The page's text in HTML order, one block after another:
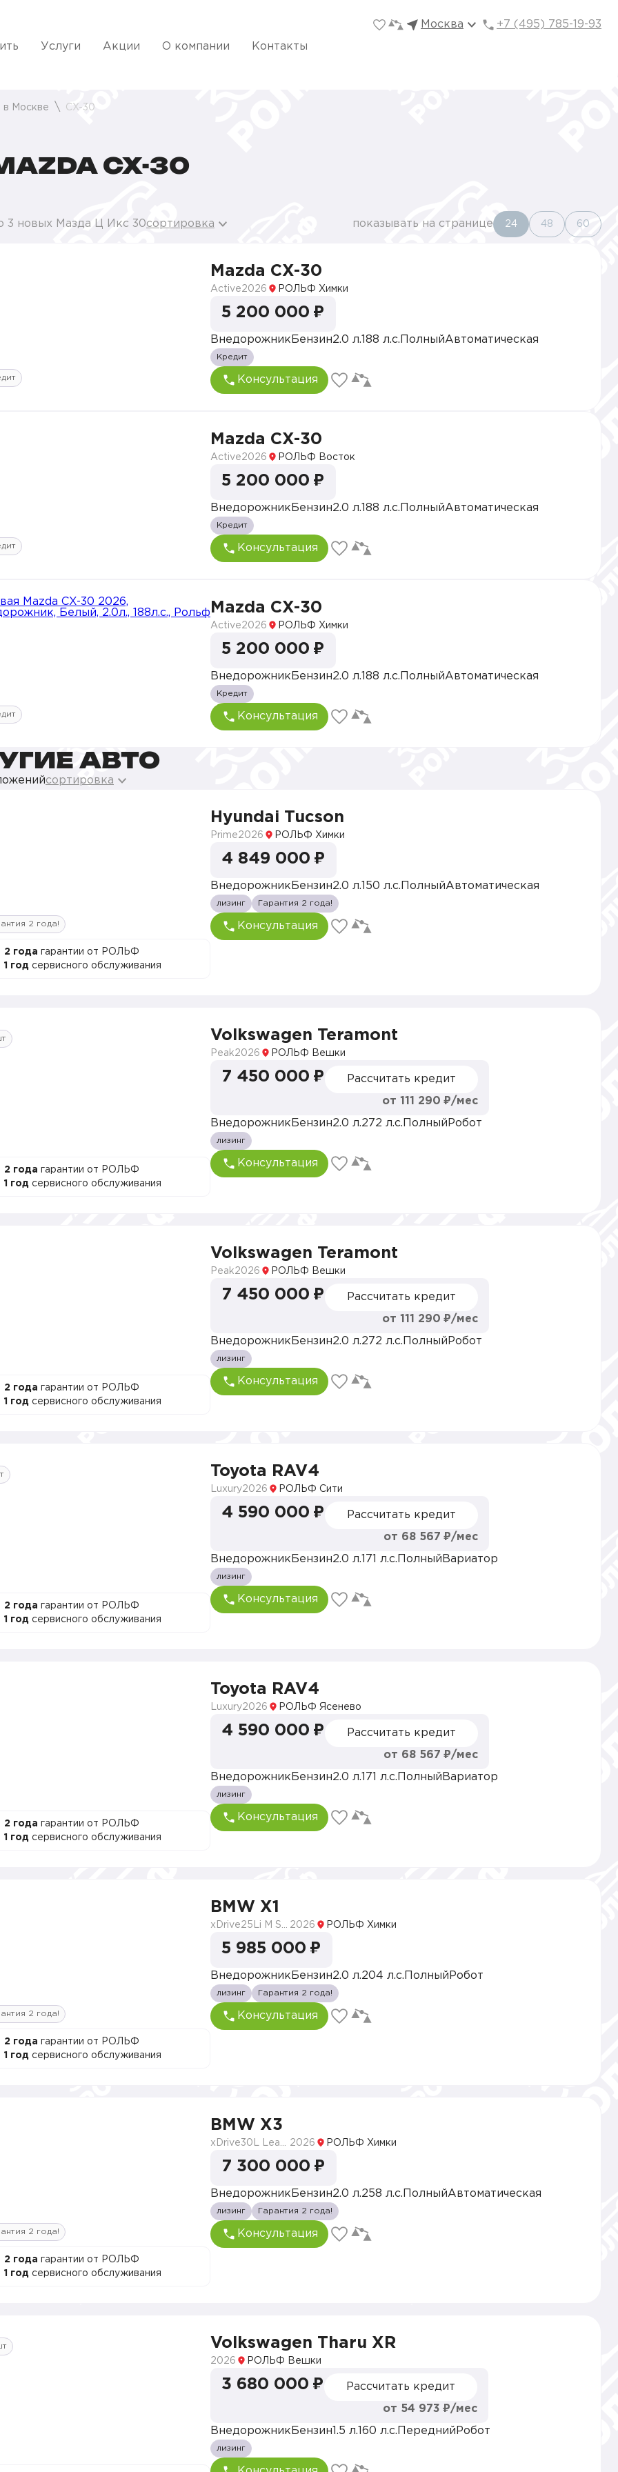
Москва +7 (495) 785-19-93
Услуги Акции О компании Контакты
в Москве CX-30
CX-30
3 новых Мазда Ц Икс 30сортировка показывать на странице 24 48 60
Mazda CX-30
Active2026 РОЛЬФ Химки
5 200 000 ₽
Внедорожник Бензин2.0 л. 188 л.с. ПолныйАвтоматическая
Кредит
Консультация
Mazda CX-30
Active2026 РОЛЬФ Восток
5 200 000 ₽
Внедорожник Бензин2.0 л. 188 л.с. ПолныйАвтоматическая
Кредит
Консультация
Mazda CX-30
Active2026 РОЛЬФ Химки
5 200 000 ₽
Внедорожник Бензин2.0 л. 188 л.с. ПолныйАвтоматическая
Кредит
Консультация
АВТО
сортировка
2 года!
2 года гарантии от РОЛЬФ
1 год сервисного обслуживания
Hyundai Tucson
Prime2026 РОЛЬФ Химки
4 849 000 ₽
Внедорожник Бензин2.0 л. 150 л.с. ПолныйАвтоматическая
лизинг Гарантия 2 года!
Консультация
2 года гарантии от РОЛЬФ
1 год сервисного обслуживания
Volkswagen Teramont
Peak2026 РОЛЬФ Вешки
7 450 000 ₽ Рассчитать кредит
от 111 290 ₽/мес
Внедорожник Бензин2.0 л.272 л.с. Полный Робот
лизинг
Консультация
2 года гарантии от РОЛЬФ
1 год сервисного обслуживания
Volkswagen Teramont
Peak2026 РОЛЬФ Вешки
7 450 000 ₽ Рассчитать кредит
от 111 290 ₽/мес
Внедорожник Бензин2.0 л.272 л.с. Полный Робот
лизинг
Консультация
2 года гарантии от РОЛЬФ
1 год сервисного обслуживания
Toyota RAV4
Luxury2026 РОЛЬФ Сити
4 590 000 ₽ Рассчитать кредит
от 68 567 ₽/мес
Внедорожник Бензин2.0 л. 171 л.с. Полный Вариатор
лизинг
Консультация
2 года гарантии от РОЛЬФ
1 год сервисного обслуживания
Toyota RAV4
Luxury2026 РОЛЬФ Ясенево
4 590 000 ₽ Рассчитать кредит
от 68 567 ₽/мес
Внедорожник Бензин2.0 л. 171 л.с. Полный Вариатор
лизинг
Консультация
2 года!
2 года гарантии от РОЛЬФ
1 год сервисного обслуживания
BMW X1
2026 РОЛЬФ Химки
5 985 000 ₽
Внедорожник Бензин2.0 л.204 л.с. Полный Робот
лизинг Гарантия 2 года!
Консультация
2 года!
2 года гарантии от РОЛЬФ
1 год сервисного обслуживания
BMW X3
2026 РОЛЬФ Химки
7 300 000 ₽
Внедорожник Бензин2.0 л.258 л.с. ПолныйАвтоматическая
лизинг Гарантия 2 года!
Консультация
Volkswagen Tharu XR
2026 РОЛЬФ Вешки
3 680 000 ₽ Рассчитать кредит
от 54 973 ₽/мес
Внедорожник Бензин 1.5 л. 160 л.с. Передний Робот
лизинг